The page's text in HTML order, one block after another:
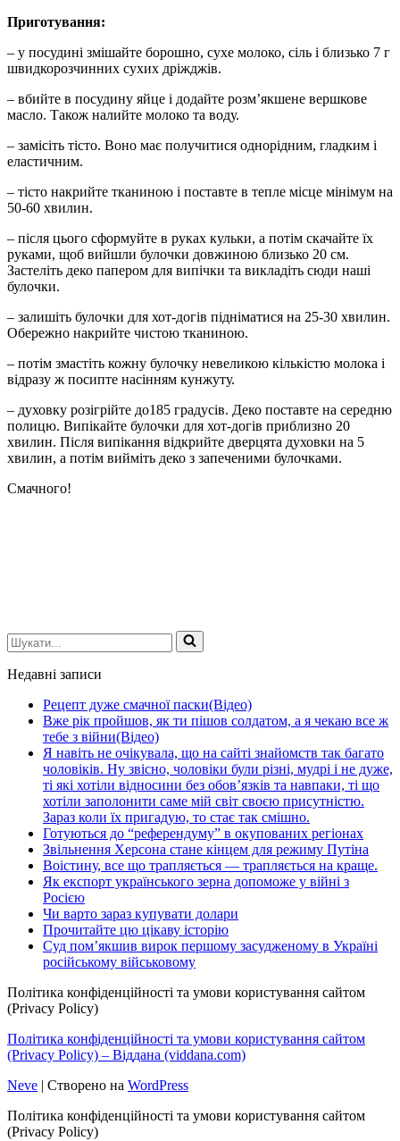
Приготування:
– у посудині змішайте борошно, сухе молоко, сіль і близько 7 г
швидкорозчинних сухих дріжджів.
– вбийте в посудину яйце і додайте розм’якшене вершкове
масло. Також налийте молоко та воду.
– замісіть тісто. Воно має получитися однорідним, гладким і
еластичним.
– тісто накрийте тканиною і поставте в тепле місце мінімум на
50-60 хвилин.
– після цього сформуйте в руках кульки, а потім скачайте їх
руками, щоб вийшли булочки довжиною близько 20 см.
Застеліть деко папером для випічки та викладіть сюди наші
булочки.
– залишіть булочки для хот-догів підніматися на 25-30 хвилин.
Обережно накрийте чистою тканиною.
– потім змастіть кожну булочку невеликою кількістю молока і
відразу ж посипте насінням кунжуту.
– духовку розігрійте до185 градусів. Деко поставте на середню
полицю. Випікайте булочки для хот-догів приблизно 20
хвилин. Після випікання відкрийте дверцята духовки на 5
хвилин, а потім вийміть деко з запеченими булочками.
Смачного!
Шукати...
Недавні записи
Рецепт дуже смачної паски(Відео)
Вже рік пройшов, як ти пішов солдатом, а я чекаю все ж
тебе з війни(Відео)
Я навіть не очікувала, що на сайті знайомств так багато
чоловіків. Ну звісно, чоловіки були різні, мудрі і не дуже,
ті які хотіли відносини без обов’язків та навпаки, ті що
хотіли заполонити саме мій світ своєю присутністю.
Зараз коли їх пригадую, то стає так смішно.
Готуються до “референдуму” в окупованих регіонах
Звільнення Херсона стане кінцем для режиму Путіна
Воістину, все що трапляється — трапляється на краще.
Як експорт українського зерна допоможе у війні з
Росією
Чи варто зараз купувати долари
Прочитайте цю цікаву історію
Суд пом’якшив вирок першому засудженому в Україні
російському військовому
Політика конфіденційності та умови користування сайтом
(Privacy Policy)
Політика конфіденційності та умови користування сайтом
(Privacy Policy) – Віддана (viddana.com)
Neve | Створено на WordPress
Політика конфіденційності та умови користування сайтом
(Privacy Policy)